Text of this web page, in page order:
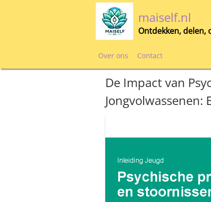
maiself.nl
Ontdekken, delen,
Over ons Contact
De Impact van
Jongvolwassenen: